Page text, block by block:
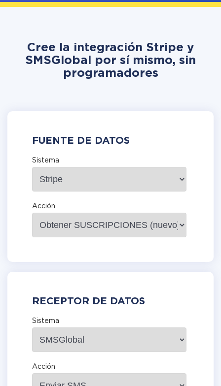
Cree la integración Stripe y
SMSGlobal por sí mismo, sin
programadores
FUENTE DE DATOS
Sistema
Acción
RECEPTOR DE DATOS
Sistema
Acción